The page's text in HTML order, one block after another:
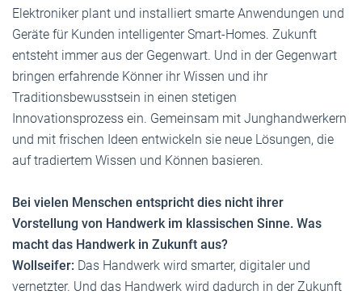
Elektroniker plant und installiert smarte Anwendungen und
Geräte für Kunden intelligenter Smart-Homes. Zukunft
entsteht immer aus der Gegenwart. Und in der Gegenwart
bringen erfahrende Könner ihr Wissen und ihr
Traditionsbewusstsein in einen stetigen
Innovationsprozess ein. Gemeinsam mit Junghandwerkern
und mit frischen Ideen entwickeln sie neue Lösungen, die
auf tradiertem Wissen und Können basieren.
Bei vielen Menschen entspricht dies nicht ihrer
Vorstellung von Handwerk im klassischen Sinne. Was
macht das Handwerk in Zukunft aus?
Wollseifer: Das Handwerk wird smarter, digitaler und
vernetzter. Und das Handwerk wird dadurch in der Zukunft